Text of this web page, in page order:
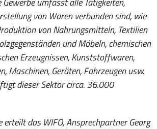
von Waren verbunden sind, wie
von Nahrungsmitteln, Textilien
und Möbeln, chemischen
Erzeugnissen, Kunststoffwaren,
Maschinen, Geräten, Fahrzeugen usw.
dieser Sektor circa. 36.000
das WIFO, Ansprechpartner Georg